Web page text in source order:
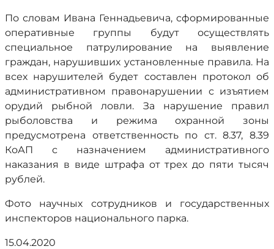
По словам Ивана Геннадьевича, сформированные
оперативные группы будут осуществлять
специальное патрулирование на выявление
граждан, нарушивших установленные правила. На
всех нарушителей будет составлен протокол об
административном правонарушении с изъятием
орудий рыбной ловли. За нарушение правил
рыболовства и режима охранной зоны
предусмотрена ответственность по ст. 8.37, 8.39
КоАП с назначением административного
наказания в виде штрафа от трех до пяти тысяч
рублей.
Фото научных сотрудников и государственных
инспекторов национального парка.
15.04.2020